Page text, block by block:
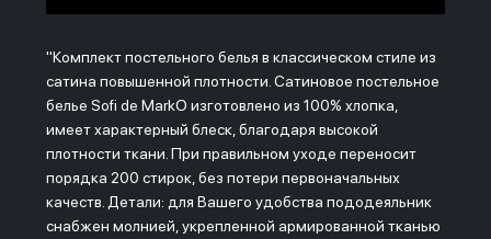
"Комплект постельного белья в классическом стиле из
сатина повышенной плотности. Сатиновое постельное
белье Sofi de MarkO изготовлено из 100% хлопка,
имеет характерный блеск, благодаря высокой
плотности ткани. При правильном уходе переносит
порядка 200 стирок, без потери первоначальных
качеств. Детали: для Вашего удобства пододеяльник
снабжен молнией, укрепленной армированной тканью